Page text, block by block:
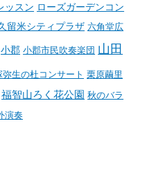
ッスン ローズガーデンコン
留米シティプラザ 六角堂広
小郡 小郡市民吹奏楽団 山田
弥生の杜コンサート 栗原繭里
福智山ろく花公園 秋のバラ
演奏